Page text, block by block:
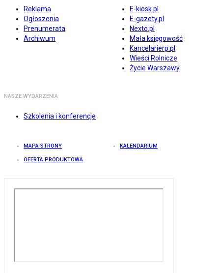
Reklama
Ogłoszenia
Prenumerata
Archiwum
E-kiosk.pl
E-gazety.pl
Nexto.pl
Mała księgowość
Kancelarierp.pl
Wieści Rolnicze
Życie Warszawy
NASZE WYDARZENIA
Szkolenia i konferencje
MAPA STRONY KALENDARIUM
OFERTA PRODUKTOWA